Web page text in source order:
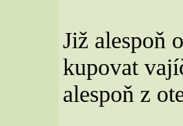
Již alespoň
kupovat
alespoň z